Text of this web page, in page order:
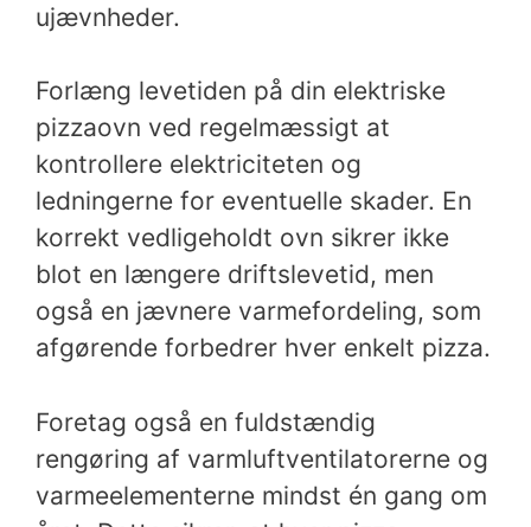
ujævnheder.
Forlæng levetiden på din elektriske
pizzaovn ved regelmæssigt at
kontrollere elektriciteten og
ledningerne for eventuelle skader. En
korrekt vedligeholdt ovn sikrer ikke
blot en længere driftslevetid, men
også en jævnere varmefordeling, som
afgørende forbedrer hver enkelt pizza.
Foretag også en fuldstændig
rengøring af varmluftventilatorerne og
varmeelementerne mindst én gang om